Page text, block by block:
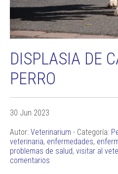
DISPLASIA DE
PERRO
30 Jun 2023
Autor: Veterinarium - Categoría:
veterinaria, enfermedades,
problemas de salud, visitar al
comentarios